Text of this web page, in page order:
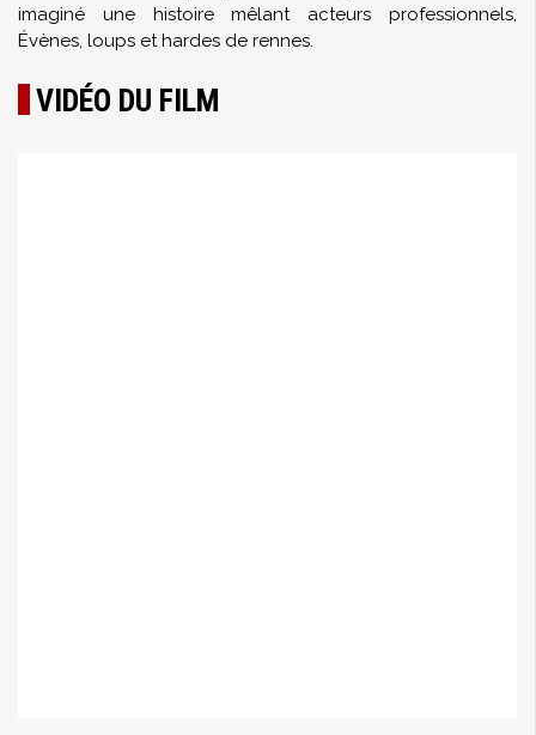
imaginé une histoire mêlant acteurs professionnels,
Évènes, loups et hardes de rennes.
VIDÉO DU FILM